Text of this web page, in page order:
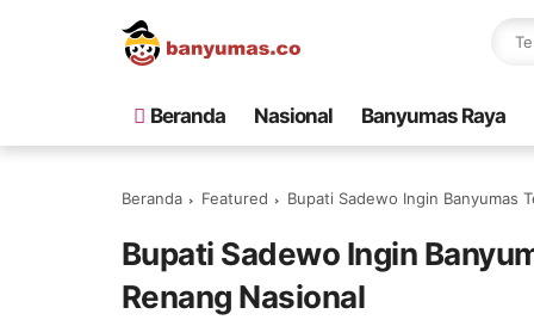
Beranda Nasional Banyumas Raya
Beranda Featured Bupati Sadewo Ingin Banyumas
Bupati Sadewo Ingin
Renang Nasional